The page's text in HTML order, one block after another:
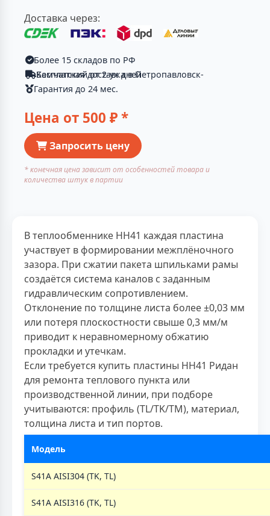
Доставка через:
Более 15 складов по РФ
Бесплатная доставка в Петропавловск-Камчатский от 2-ух дней
Гарантия до 24 мес.
Цена от 500 ₽ *
Запросить цену
* конечная цена зависит от особенностей товара и
количества штук в партии
В теплообменнике НН41 каждая пластина
участвует в формировании межплёночного
зазора. При сжатии пакета шпильками рамы
создаётся система каналов с заданным
гидравлическим сопротивлением.
Отклонение по толщине листа более ±0,03 мм
или потеря плоскостности свыше 0,3 мм/м
приводит к неравномерному обжатию
прокладки и утечкам.
Если требуется купить пластины НН41 Ридан
для ремонта теплового пункта или
производственной линии, при подборе
учитываются: профиль (TL/TK/TM), материал,
толщина листа и тип портов.
Модель
S41A AISI304 (TK, TL)
S41A AISI316 (TK, TL)